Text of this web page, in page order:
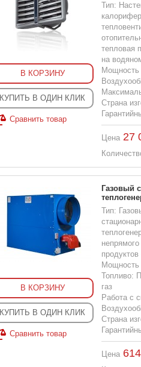
В КОРЗИНУ
КУПИТЬ В ОДИН КЛИК
Сравнить товар
Тип:
тепловая
на
Мощность
Страна
Цена 27
В КОРЗИНУ
КУПИТЬ В ОДИН КЛИК
Сравнить товар
Газовый
Тип:
продуктов
Мощность
Топливо:
газ
Работа с
Страна
Цена